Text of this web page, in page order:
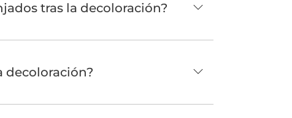
tras la decoloración?
decoloración?